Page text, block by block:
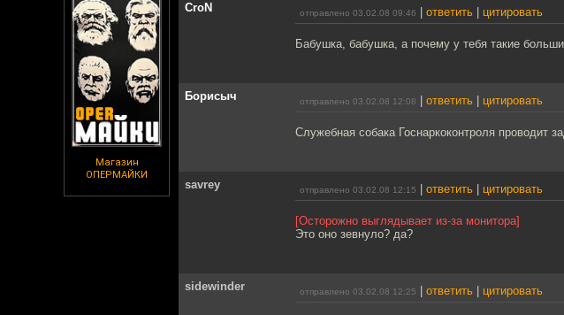
Магазин
ОПЕРМАЙКИ
CroN отправлено 03.02.08 09:46 ответить цитировать
Бабушка, бабушка, а почему у тебя такие
Борисыч отправлено 03.02.08 12:08 ответить цитировать
Служебная собака Госнаркоконтроля проводит
savrey отправлено 03.02.08 12:15 ответить цитировать
[Осторожно выглядывает из-за монитора]
Это оно зевнуло? да?
sidewinder отправлено 03.02.08 12:25 ответить цитировать